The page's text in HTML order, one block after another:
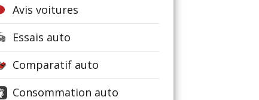
Avis voitures
Essais auto
Comparatif auto
Consommation auto